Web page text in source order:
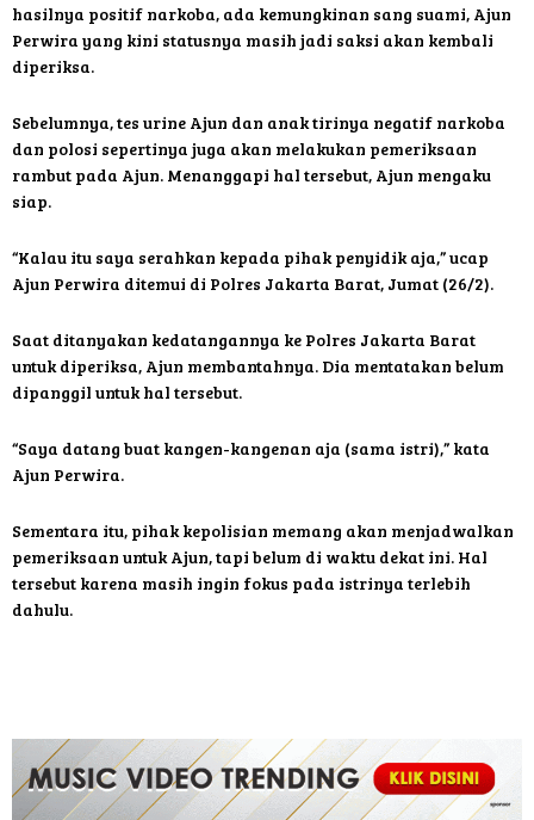
hasilnya positif narkoba, ada kemungkinan sang suami, Ajun
Perwira yang kini statusnya masih jadi saksi akan kembali
diperiksa.
Sebelumnya, tes urine Ajun dan anak tirinya negatif narkoba
dan polosi sepertinya juga akan melakukan pemeriksaan
rambut pada Ajun. Menanggapi hal tersebut, Ajun mengaku
siap.
“Kalau itu saya serahkan kepada pihak penyidik aja,” ucap
Ajun Perwira ditemui di Polres Jakarta Barat, Jumat (26/2).
Saat ditanyakan kedatangannya ke Polres Jakarta Barat
untuk diperiksa, Ajun membantahnya. Dia mentatakan belum
dipanggil untuk hal tersebut.
“Saya datang buat kangen-kangenan aja (sama istri),” kata
Ajun Perwira.
Sementara itu, pihak kepolisian memang akan menjadwalkan
pemeriksaan untuk Ajun, tapi belum di waktu dekat ini. Hal
tersebut karena masih ingin fokus pada istrinya terlebih
dahulu.